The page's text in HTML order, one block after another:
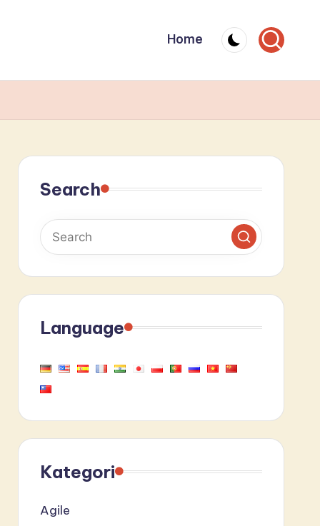
Home
Search
Language
Kategori
Agile